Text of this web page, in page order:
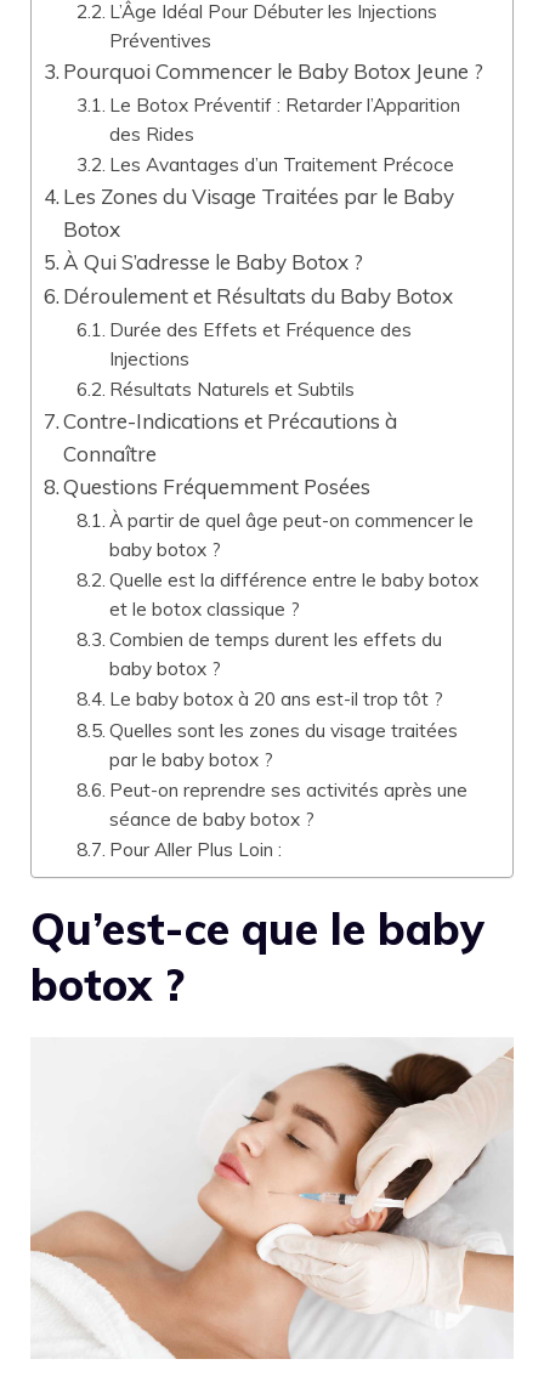
L’Âge Idéal Pour Débuter les Injections
Préventives
Pourquoi Commencer le Baby Botox Jeune ?
Le Botox Préventif : Retarder l’Apparition
des Rides
Les Avantages d’un Traitement Précoce
Les Zones du Visage Traitées par le Baby
Botox
À Qui S’adresse le Baby Botox ?
Déroulement et Résultats du Baby Botox
Durée des Effets et Fréquence des
Injections
Résultats Naturels et Subtils
Contre-Indications et Précautions à
Connaître
Questions Fréquemment Posées
À partir de quel âge peut-on commencer le
baby botox ?
Quelle est la différence entre le baby botox
et le botox classique ?
Combien de temps durent les effets du
baby botox ?
Le baby botox à 20 ans est-il trop tôt ?
Quelles sont les zones du visage traitées
par le baby botox ?
Peut-on reprendre ses activités après une
séance de baby botox ?
Pour Aller Plus Loin :
Qu’est-ce que le baby
botox ?